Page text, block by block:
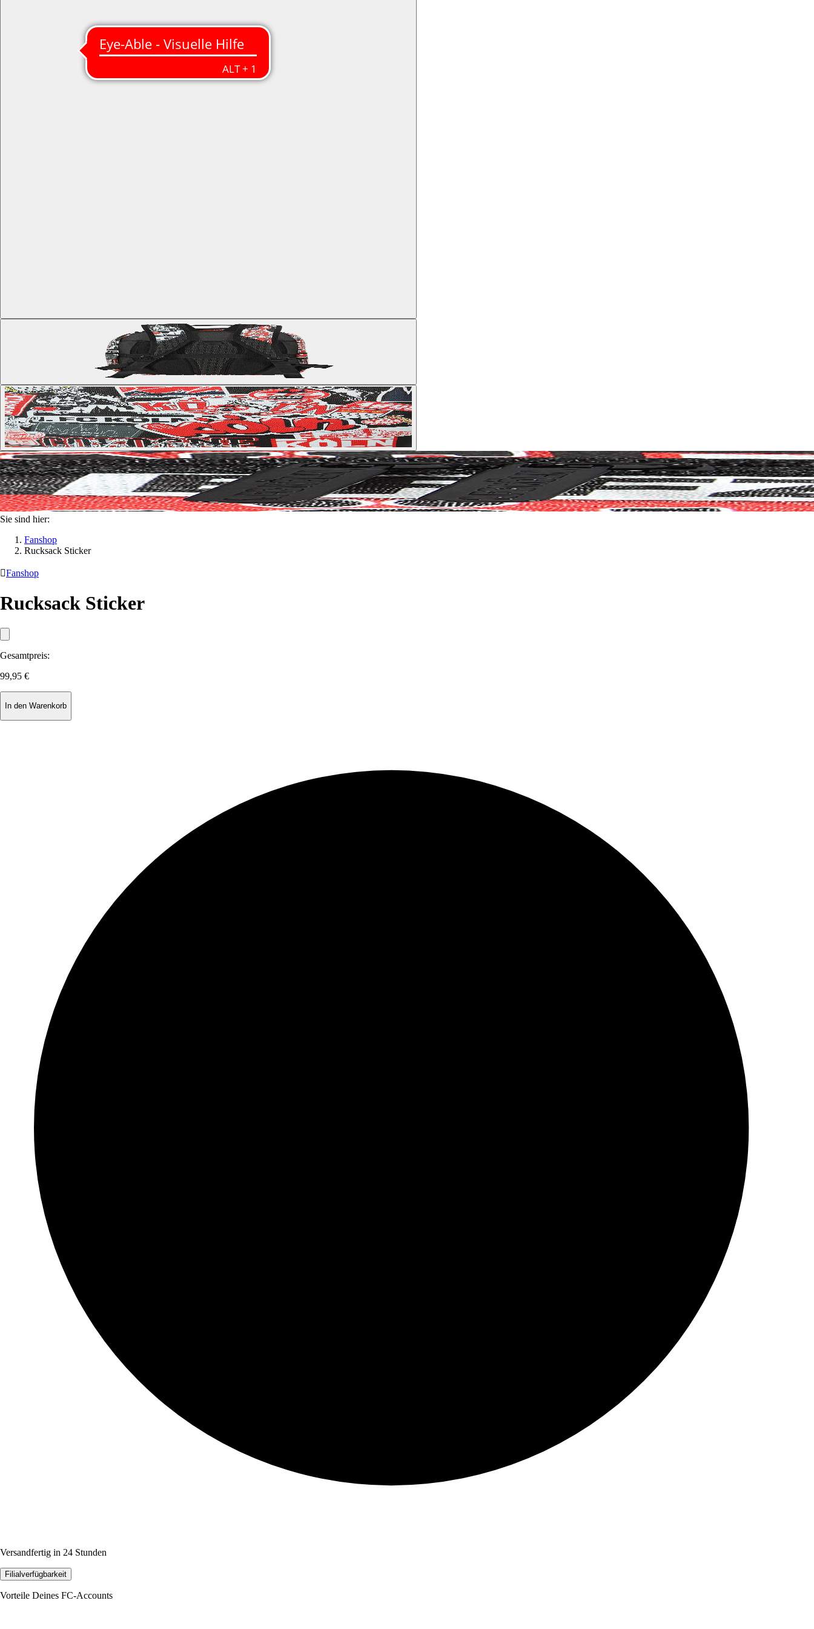
Sie sind hier:
Fanshop
Rucksack Sticker
Fanshop
Rucksack Sticker
Gesamtpreis:
99,95 €
In den Warenkorb
Versandfertig in 24 Stunden
Filialverfügbarkeit
Vorteile Deines FC-Accounts